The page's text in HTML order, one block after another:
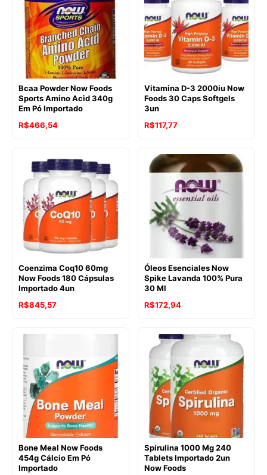
Bcaa Powder Now Foods
Sports Amino Acid 340g
Em Pó Importado
R$466,54
Vitamina D-3 2000iu Now
Foods 30 Caps Softgels
3un
R$117,77
Coenzima Coq10 60mg
Now Foods 180 Cápsulas
Importado 4un
R$845,57
Óleos Esenciales Now
Spike Lavanda 100% Pura
30 Ml
R$172,94
Bone Meal Now Foods
454g Cálcio Em Pó
Importado
Spirulina 1000 Mg 240
Tablets Importado 2un
Now Foods